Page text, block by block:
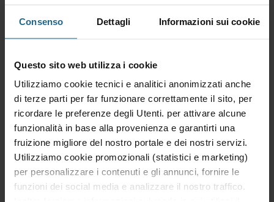
Consenso Dettagli Informazioni sui cookie
Questo sito web utilizza i cookie
Utilizziamo cookie tecnici e analitici anonimizzati anche
di terze parti per far funzionare correttamente il sito, per
ricordare le preferenze degli Utenti. per attivare alcune
funzionalità in base alla provenienza e garantirti una
fruizione migliore del nostro portale e dei nostri servizi.
Utilizziamo cookie promozionali (statistici e marketing)
per personalizzare i contenuti e gli annunci, fornire le
funzioni dei social media e analizzare il nostro traffico.
autonoma, da allora ha vissuto una storia
di crescita che l'ha portata oggi a essere
formazione professionale in Italia.
Questa realtà vanta oltre 150 docenti, 100
titoli differenti e 800 ore di corso ed è in
grado di garantire qualità e supporto ai
clienti.
P-Learning è il primo organismo di
formazione online che investe nella
progettazione didattica e nella ricerca